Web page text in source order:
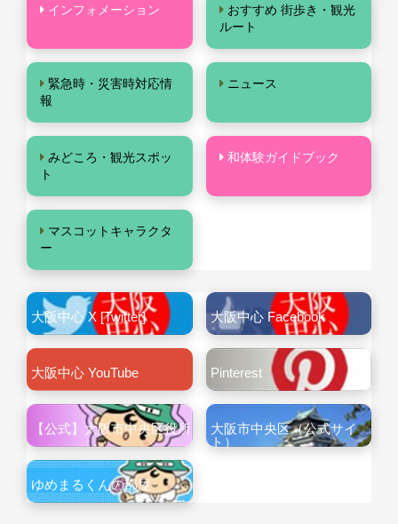
インフォメーション
おすすめ 街歩き・観光
ルート
緊急時・災害時対応情
報
ニュース
みどころ・観光スポッ
ト
和体験ガイドブック
マスコットキャラクタ
ー
大阪中心 X [Twitter] 大阪中心 Facebook
大阪中心 YouTube Pinterest
【公式】大阪市中央区役所
大阪市中央区（公式サイ
ト）
ゆめまるくんの部屋